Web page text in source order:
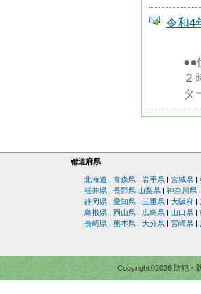
令和4
●●
２
タ
都道府県
北海道 青森県 岩手県 宮城県
福井県
長野県 山梨県 神奈川県
静岡県
愛知県 三重県 大阪府
島根県
岡山県 広島県 山口県
長崎県
熊本県 大分県 宮崎県
Copyright©2026 防犯・